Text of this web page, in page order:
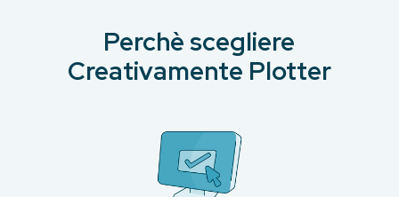
Perchè scegliere
Creativamente Plotter